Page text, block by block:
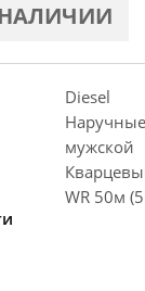
НАЛИЧИИ
Diesel
Наручные
мужской
WR 50м